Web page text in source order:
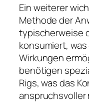
Ein weiterer
Methode der
typischerweise
konsumiert,
Wirkungen
benötigen
Rigs, was das
anspruchsvoller